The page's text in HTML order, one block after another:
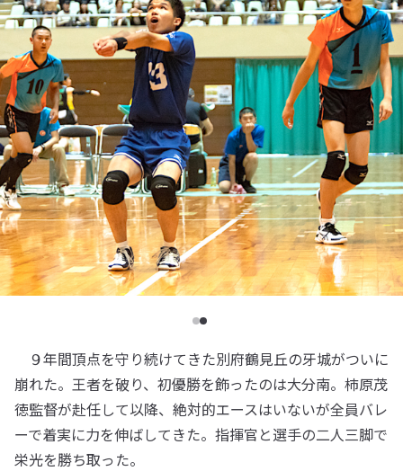
９年間頂点を守り続けてきた別府鶴見丘の牙城がついに
崩れた。王者を破り、初優勝を飾ったのは大分南。柿原茂
徳監督が赴任して以降、絶対的エースはいないが全員バレ
ーで着実に力を伸ばしてきた。指揮官と選手の二人三脚で
栄光を勝ち取った。